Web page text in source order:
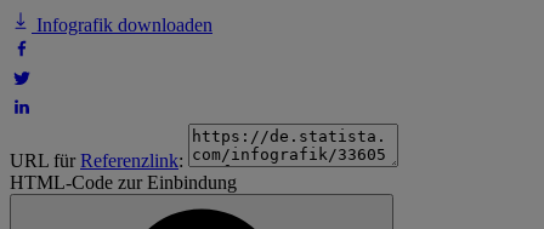
Infografik downloaden
URL fürReferenzlink:
HTML-Code zur Einbindung